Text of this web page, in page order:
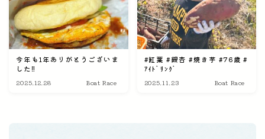
今年も1年ありがとうございま
した‼︎
2025.12.28 Boat Race
#紅葉 #銀杏 #焼き芋 #76歳 #
ｱｲﾄﾞﾘﾝｸﾞ
2025.11.23 Boat Race